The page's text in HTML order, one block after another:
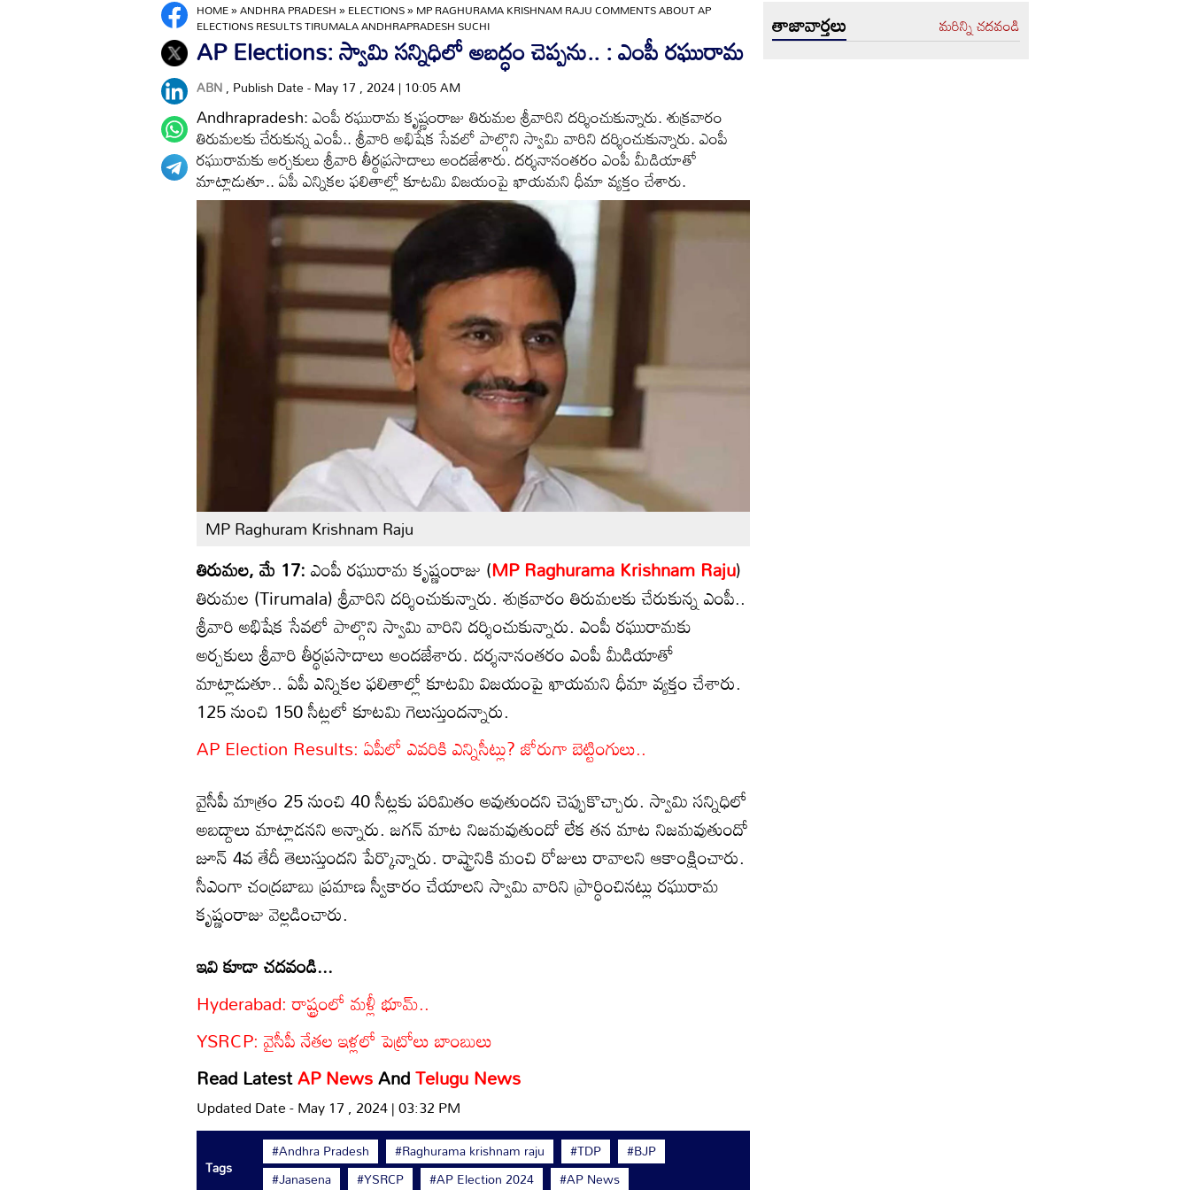
HOME»ANDHRA PRADESH»ELECTIONS»MP RAGHURAMA KRISHNAM RAJU COMMENTS ABOUT AP
ELECTIONS RESULTS TIRUMALA ANDHRAPRADESH SUCHI
AP Elections: స్వామి సన్నిధిలో అబద్ధం చెప్పను.. : ఎంపీ రఘురామ
ABN, Publish Date - May 17 , 2024 | 10:05 AM
Andhrapradesh: ఎంపీ రఘురామ కృష్ణంరాజు తిరుమల శ్రీవారిని దర్శించుకున్నారు. శుక్రవారం
తిరుమలకు చేరుకున్న ఎంపీ.. శ్రీవారి అభిషేక సేవలో పాల్గొని స్వామి వారిని దర్శించుకున్నారు. ఎంపీ
రఘురామకు అర్చకులు శ్రీవారి తీర్థప్రసాదాలు అందజేశారు. దర్శనానంతరం ఎంపీ మీడియాతో
మాట్లాడుతూ.. ఏపీ ఎన్నికల ఫలితాల్లో కూటమి విజయంపై ఖాయమని ధీమా వ్యక్తం చేశారు.
MP Raghuram Krishnam Raju
తిరుమల, మే 17:ఎంపీ రఘురామ కృష్ణంరాజు (MP Raghurama Krishnam Raju)
తిరుమల (Tirumala) శ్రీవారిని దర్శించుకున్నారు. శుక్రవారం తిరుమలకు చేరుకున్న ఎంపీ..
శ్రీవారి అభిషేక సేవలో పాల్గొని స్వామి వారిని దర్శించుకున్నారు. ఎంపీ రఘురామకు
అర్చకులు శ్రీవారి తీర్థప్రసాదాలు అందజేశారు. దర్శనానంతరం ఎంపీ మీడియాతో
మాట్లాడుతూ.. ఏపీ ఎన్నికల ఫలితాల్లో కూటమి విజయంపై ఖాయమని ధీమా వ్యక్తం చేశారు.
125 నుంచి 150 సీట్లలో కూటమి గెలుస్తుందన్నారు.
AP Election Results: ఏపీలో ఎవరికి ఎన్నిసీట్లు? జోరుగా బెట్టింగులు..
వైసీపీ మాత్రం 25 నుంచి 40 సీట్లకు పరిమితం అవుతుందని చెప్పుకొచ్చారు. స్వామి సన్నిధిలో
అబద్దాలు మాట్లాడనని అన్నారు. జగన్ మాట నిజమవుతుందో లేక తన మాట నిజమవుతుందో
జూన్ 4వ తేదీ తెలుస్తుందని పేర్కొన్నారు. రాష్ట్రానికి మంచి రోజులు రావాలని ఆకాంక్షించారు.
సీఎంగా చంద్రబాబు ప్రమాణ స్వీకారం చేయాలని స్వామి వారిని ప్రార్ధించినట్లు రఘురామ
కృష్ణంరాజు వెల్లడించారు.
ఇవి కూడా చదవండి...
Hyderabad: రాష్ట్రంలో మళ్లీ భూమ్‌..
YSRCP: వైసీపీ నేతల ఇళ్లలో పెట్రోలు బాంబులు
Read LatestAP NewsAndTelugu News
Updated Date - May 17 , 2024 | 03:32 PM
Tags
#Andhra Pradesh #Raghurama krishnam raju #TDP
#BJP
#Janasena
#YSRCP #AP Election 2024 #AP News
తాజావార్తలు మరిన్ని చదవండి